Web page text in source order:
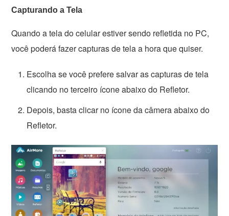
Capturando a Tela
Quando a tela do celular estiver sendo refletida no PC,
você poderá fazer capturas de tela a hora que quiser.
Escolha se você prefere salvar as capturas de tela
clicando no terceiro ícone abaixo do Refletor.
Depois, basta clicar no ícone da câmera abaixo do
Refletor.